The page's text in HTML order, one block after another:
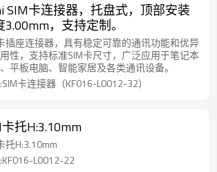
SIM卡连接器，托盘式，顶部安装
3.00mm，支持定制。
插座连接器，具有稳定可靠的通讯功能和优异
性，支持标准SIM卡尺寸，广泛应用于笔记本
平板电脑、智能家居及各类通讯设备。
卡连接器（KF016-L0012-32）
托H:3.10mm
托H:3.10mm
L0012-22